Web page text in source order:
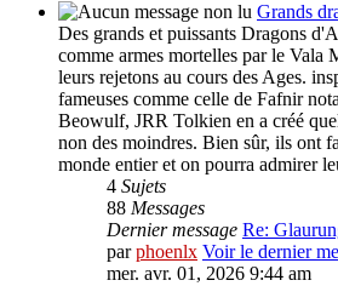
Grands
Des grands et puissants Dragons
comme armes mortelles par le Vala
leurs rejetons au cours des Ages.
fameuses comme celle de Fafnir
Beowulf, JRR Tolkien en a créé
non des moindres. Bien sûr, ils ont
monde entier et on pourra admirer
4 Sujets
88 Messages
Dernier message Re:
parphoenlx Voir le dernier
mer. avr. 01, 2026 9:44 am